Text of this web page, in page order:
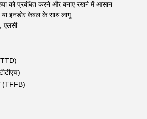
को प्रबंधित करने और बनाए रखने में आसान
इनडोर केबल के साथ लागू
एलसी
(TFFB)